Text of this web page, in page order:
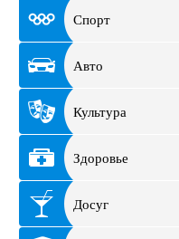
Спорт
Авто
Культура
Здоровье
Досуг